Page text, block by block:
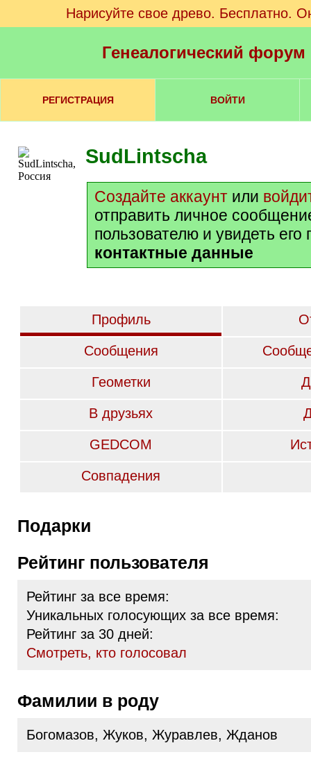
Нарисуйте свое древо. Бесплатно.
Генеалогический
РЕГИСТРАЦИЯ ВОЙТИ
SudLintscha
Создайте аккаунт или
отправить личное
пользователю и увидеть его
контактные данные
Профиль
Сообщения
Геометки
В друзьях
GEDCOM
Совпадения
Подарки
Рейтинг пользователя
Рейтинг за все время:
Уникальных голосующих за все время:
Рейтинг за 30 дней:
Cмотреть, кто голосовал
Фамилии в роду
Богомазов, Жуков, Журавлев, Жданов